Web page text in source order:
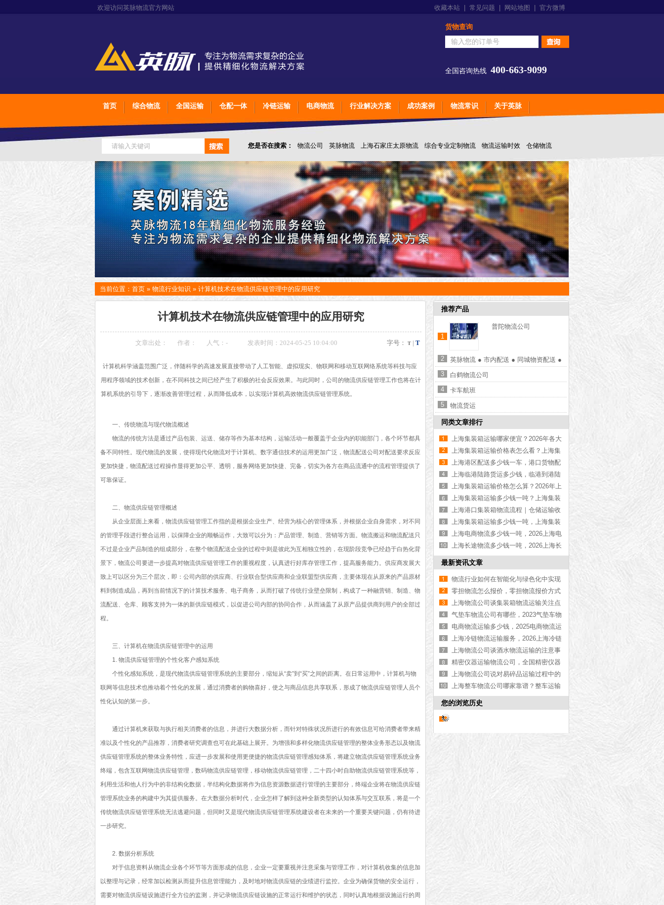
欢迎访问英脉物流官方网站 收藏本站 常见问题 网站地图 官方微博
货物查询
全国咨询热线 400-663-9099
首页 综合物流 全国运输 仓配一体 冷链运输 电商物流 行业解决方案 成功案例 物流常识 关于英脉
您是否在搜索： 物流公司 英脉物流 上海石家庄太原物流 综合专业定制物流 物流运输时效 仓储物流
仓储综合专业定制物流 上海石家庄太原综合专业定制物流
当前位置： 首页 » 物流行业知识 » 计算机技术在物流供应链管理中的应用研究
计算机技术在物流供应链管理中的应用研究
字号： T | T
文章出处： 作者： 人气： - 发表时间：2024-05-25 10:04:00
计算机科学涵盖范围广泛，伴随科学的高速发展直接带动了人工智能、虚拟现实、物联网和移动互联网络系统等科技与应
用程序领域的技术创新，在不同科技之间已经产生了积极的社会反应效果。与此同时，公司的物流供应链管理工作也将在计
算机系统的引导下，逐渐改善管理过程，从而降低成本，以实现计算机高效物流供应链管理系统。
一、传统物流与现代物流概述
物流的传统方法是通过产品包装、运送、储存等作为基本结构，运输活动一般覆盖于企业内的职能部门，各个环节都具
备不同特性。现代物流的发展，使得现代化物流对于计算机、数字通信技术的运用更加广泛，物流配送公司对配送要求反应
更加快捷，物流配送过程操作显得更加公平、透明，服务网络更加快捷、完备，切实为各方在商品流通中的流程管理提供了
可靠保证。
二、物流供应链管理概述
从企业层面上来看，物流供应链管理工作指的是根据企业生产、经营为核心的管理体系，并根据企业自身需求，对不同
的管理手段进行整合运用，以保障企业的顺畅运作，大致可以分为：产品管理、制造、营销等方面。物流搬运和物流配送只
不过是企业产品制造的组成部分，在整个物流配送企业的过程中则是彼此为互相独立性的，在现阶段竞争已经趋于白热化背
景下，物流公司要进一步提高对物流供应链管理工作的重视程度，认真进行好库存管理工作，提高服务能力。供应商发展大
致上可以区分为三个层次，即：公司内部的供应商、行业联合型供应商和企业联盟型供应商，主要体现在从原来的产品原材
料到制造成品，再到当前情况下的计算技术服务、电子商务，从而打破了传统行业壁垒限制，构成了一种融营销、制造、物
流配送、仓库、顾客支持为一体的新供应链模式，以促进公司内部的协同合作，从而涵盖了从原产品提供商到用户的全部过
程。
三、计算机在物流供应链管理中的运用
1. 物流供应链管理的个性化客户感知系统
个性化感知系统，是现代物流供应链管理系统的主要部分，缩短从“卖”到“买”之间的距离。在日常运用中，计算机与物
联网等信息技术也推动着个性化的发展，通过消费者的购物喜好，使之与商品信息共享联系，形成了物流供应链管理人员个
性化认知的第一步。
通过计算机来获取与执行相关消费者的信息，并进行大数据分析，而针对特殊状况所进行的有效信息可给消费者带来精
准以及个性化的产品推荐，消费者研究调查也可在此基础上展开。为增强和多样化物流供应链管理的整体业务形态以及物流
供应链管理系统的整体业务特性，应进一步发展和使用更便捷的物流供应链管理感知体系，将建立物流供应链管理系统业务
终端，包含互联网物流供应链管理，数码物流供应链管理，移动物流供应链管理，二十四小时自助物流供应链管理系统等，
利用生活和他人行为中的非结构化数据，半结构化数据将作为信息资源数据进行管理的主要部分，终端企业将在物流供应链
管理系统业务的构建中为其提供服务。在大数据分析时代，企业怎样了解到这种全新类型的认知体系与交互联系，将是一个
传统物流供应链管理系统无法逃避问题，但同时又是现代物流供应链管理系统建设者在未来的一个重要关键问题，仍有待进
一步研究。
2. 数据分析系统
对于信息资料从物流企业各个环节等方面形成的信息，企业一定要重视并注意采集与管理工作，对计算机收集的信息加
以整理与记录，经常加以检测从而提升信息管理能力，及时地对物流供应链的业绩进行监控。企业为确保货物的安全运行，
需要对物流供应链设施进行全方位的监测，并记录物流供应链设施的正常运行和维护的状态，同时认真地根据设施运行的周
推荐产品
1
普陀物流公司
2
英脉物流 ● 市内配送 ● 同城物资配送 ●
市内蔬菜配送 ● 防疫物资配送
3
白鹤物流公司
4
卡车航班
5
物流货运
同类文章排行
上海集装箱运输哪家便宜？2026年各大
物流公司推荐【最新更新】
上海集装箱运输价格表怎么看？上海集
装箱运输价格指南【最新更新】
上海港区配送多少钱一车，港口货物配
送服务收费价格表【含最新报价】
上海临港陆路货运多少钱，临港到港陆
路运输收费标准【含价格表】
上海集装箱运输价格怎么算？2026年上
海集装箱运输价格指南【最新更新】
上海集装箱运输多少钱一吨？上海集装
箱运输价格（含价格表）
上海港口集装箱物流流程｜仓储运输收
费标准2026｜港口物流【行业百科】
上海集装箱运输多少钱一吨，上海集装
箱运输价格（含价格表）
上海电商物流多少钱一吨，2026上海电
商物流价格【含最新价格】
上海长途物流多少钱一吨，2026上海长
途物流价格【含最新价格】
最新资讯文章
物流行业如何在智能化与绿色化中实现
突围，本文来告诉你
零担物流怎么报价，零担物流报价方式
介绍[今日热点]
上海物流公司谈集装箱物流运输关注点
气垫车物流公司有哪些，2023气垫车物
流公司推荐【精选更新】
电商物流运输多少钱，2025电商物流运
输价格【最新更新】
上海冷链物流运输服务，2026上海冷链
物流运输公司【最新更新】
上海物流公司谈酒水物流运输的注意事
项
精密仪器运输物流公司，全国精密仪器
运输物流公司【含地址】
上海物流公司说对易碎品运输过程中的
注意事项
上海整车物流公司哪家靠谱？整车运输
实力科普解析【行业百科】
您的浏览历史